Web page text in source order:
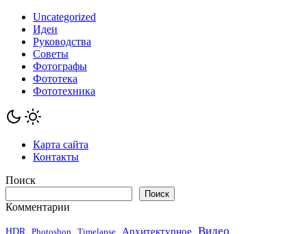
Uncategorized
Идеи
Руководства
Советы
Фотографы
Фототека
Фототехника
Карта сайта
Контакты
Поиск
Поиск
Комментарии
HDR Photoshop Timelapse Архитектурное Видео